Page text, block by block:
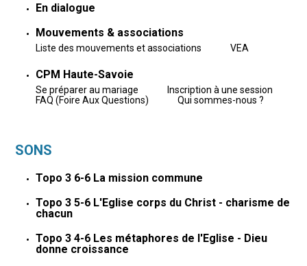
En dialogue
Mouvements & associations
Liste des mouvements et associations VEA
CPM Haute-Savoie
Se préparer au mariage
Inscription à une session
FAQ (Foire Aux Questions)
Qui sommes-nous ?
SONS
Topo 3 6-6 La mission commune
Topo 3 5-6 L'Eglise corps du Christ - charisme de
chacun
Topo 3 4-6 Les métaphores de l'Eglise - Dieu
donne croissance